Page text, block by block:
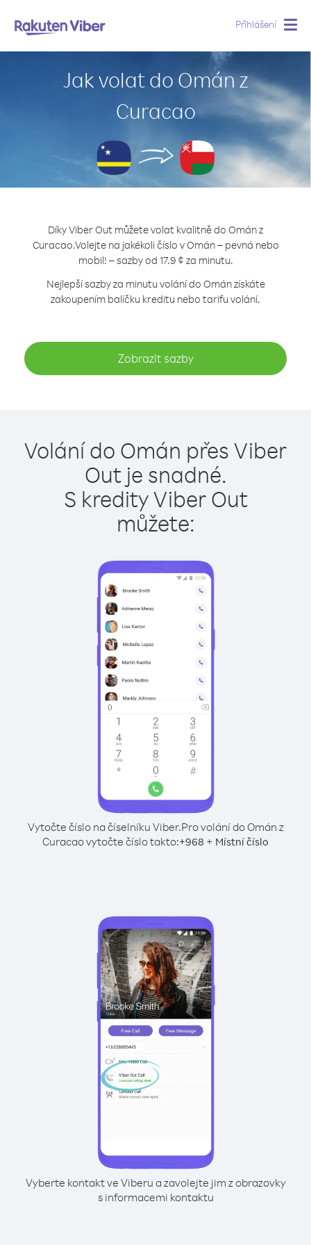
Přihlášení
Jak volat do Omán z
Curacao
Díky Viber Out můžete volat kvalitně do Omán z
Curacao.Volejte na jakékoli číslo v Omán – pevná nebo
mobil! – sazby od 17.9 ¢ za minutu.
Nejlepší sazby za minutu volání do Omán získáte
zakoupením balíčku kreditu nebo tarifu volání.
Zobrazit sazby
Volání do Omán přes Viber
Out je snadné.
S kredity Viber Out
můžete:
Vytočte číslo na číselníku Viber.Pro volání do Omán z
Curacao vytočte číslo takto:+968 + Místní číslo
Vyberte kontakt ve Viberu a zavolejte jim z obrazovky
s informacemi kontaktu